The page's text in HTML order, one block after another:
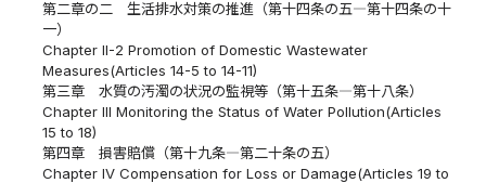
第二章の二 生活排水対策の推進（第十四条の五―第十四条の十
一）
Chapter II-2 Promotion of Domestic Wastewater
Measures(Articles 14-5 to 14-11)
第三章 水質の汚濁の状況の監視等（第十五条―第十八条）
Chapter III Monitoring the Status of Water Pollution(Articles
15 to 18)
第四章 損害賠償（第十九条―第二十条の五）
Chapter IV Compensation for Loss or Damage(Articles 19 to